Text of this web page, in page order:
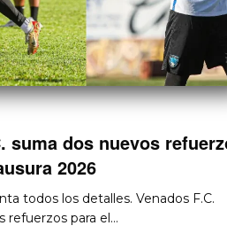
suma dos nuevos
2026
todos los detalles. Venados F.C.
refuerzos para el…